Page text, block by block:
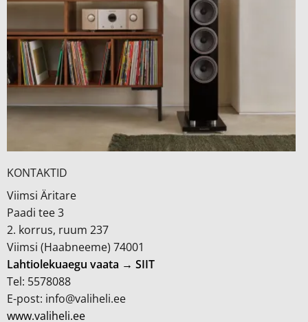
KONTAKTID
Viimsi Äritare
Paadi tee 3
2. korrus, ruum 237
Viimsi (Haabneeme) 74001
Lahtiolekuaegu vaata → SIIT
Tel: 5578088
E-post: info@valiheli.ee
www.valiheli.ee